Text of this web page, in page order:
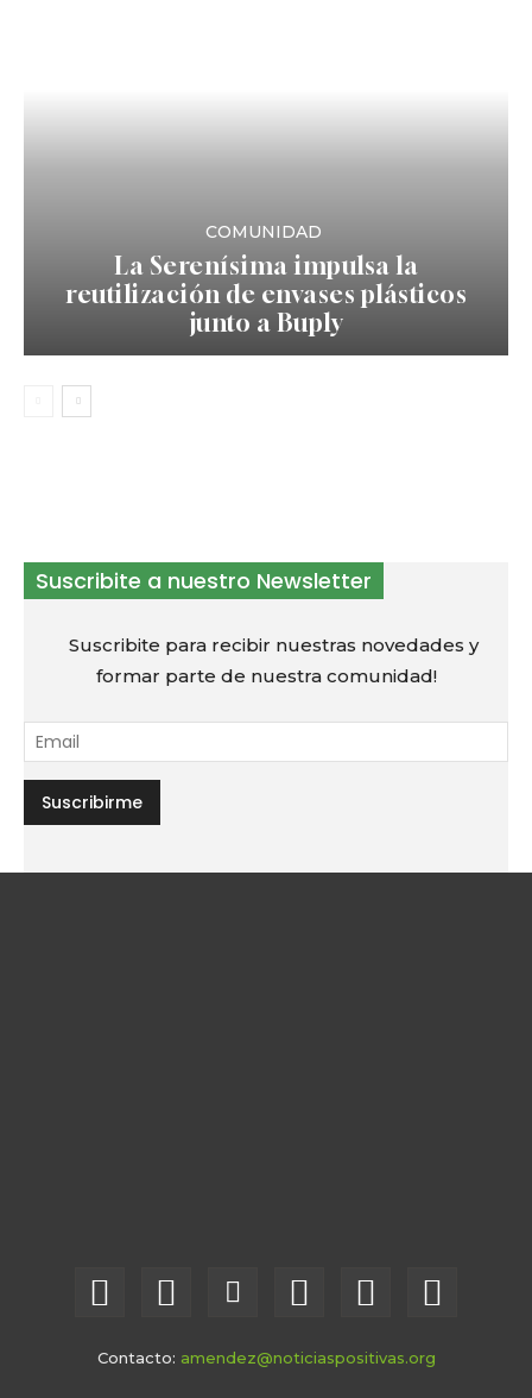
COMUNIDAD
La Serenísima impulsa la
reutilización de envases plásticos
junto a Buply
Suscribite a nuestro Newsletter
Suscribite para recibir nuestras novedades y
formar parte de nuestra comunidad!
Contacto: amendez@noticiaspositivas.org